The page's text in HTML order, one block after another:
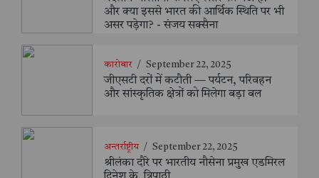
और क्या इससे भारत की आर्थिक स्थिति पर भी
असर पड़ेगा? - संजय सक्सैना
कारोबार / September 22, 2025
जीएसटी दरों में कटौती — पर्यटन, परिवहन
और सांस्कृतिक क्षेत्रों को मिलेगा बड़ा बल
अन्तर्राष्ट्रीय / September 22, 2025
श्रीलंका दौरे पर भारतीय नौसेना प्रमुख एडमिरल